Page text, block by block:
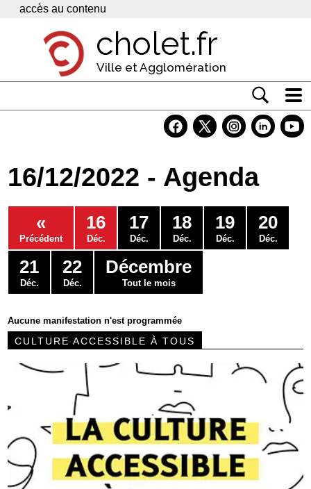
Panneau de gestion des cookies
accès au contenu
cholet.fr
Ville et Agglomération
Economie
Services
Contacts
16/12/2022 - Agenda
«
Précédent
16
Déc.
17
Déc.
18
Déc.
19
Déc.
20
Déc.
21
Déc.
22
Déc.
Décembre
Tout le mois
Aucune manifestation n'est programmée
CULTURE ACCESSIBLE À TOUS